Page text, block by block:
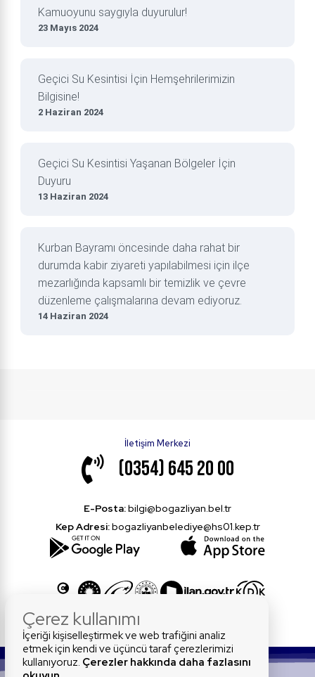
Kamuoyunu saygıyla duyurulur!
23 Mayıs 2024
Geçici Su Kesintisi İçin Hemşehrilerimizin
Bilgisine!
2 Haziran 2024
Geçici Su Kesintisi Yaşanan Bölgeler İçin
Duyuru
13 Haziran 2024
Kurban Bayramı öncesinde daha rahat bir
durumda kabir ziyareti yapılabilmesi için ilçe
mezarlığında kapsamlı bir temizlik ve çevre
düzenleme çalışmalarına devam ediyoruz.
14 Haziran 2024
İletişim Merkezi
(0354) 645 20 00
E-Posta:bilgi@bogazliyan.bel.tr
Kep Adresi:bogazliyanbelediye@hs01.kep.tr
Çerez kullanımı
İçeriği kişiselleştirmek ve web trafiğini analiz
etmek için kendi ve üçüncü taraf çerezlerimizi
kullanıyoruz. Çerezler hakkında daha fazlasını